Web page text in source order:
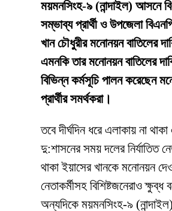
ময়মনসিংহ-৯ (নান্দাইল) আসনে
সম্ভাব্য প্রার্থী ও উপজেলা
খান চৌধুরীর মনোনয়ন বাতিলের
এমনকি তার মনোনয়ন বাতিলের
বিভিন্ন কর্মসূচি পালন করেছেন
প্রার্থীর সমর্থকরা।
তবে দীর্ঘদিন ধরে এলাকায় না
দু:শাসনের সময় দলের নির্যাতিত
থাকা ইয়াসের খানকে মনোনয়ন
নেতাকর্মীসহ বিশিষ্টজনেরাও ক্ষুব্ধ
অন্যদিকে ময়মনসিংহ-৯